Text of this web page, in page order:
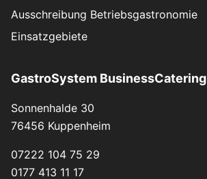
Ausschreibung Betriebsgastronomie
Einsatzgebiete
GastroSystem BusinessCatering
Sonnenhalde 30
76456 Kuppenheim
07222 104 75 29
0177 413 11 17